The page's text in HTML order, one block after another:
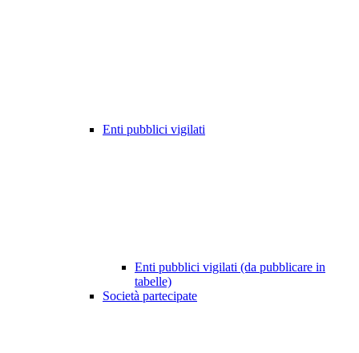
Enti pubblici vigilati
Enti pubblici vigilati (da pubblicare in
tabelle)
Società partecipate